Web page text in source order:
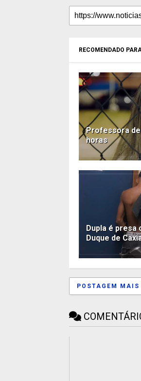
RECOMENDADO
Professora
horas
Dupla é
Duque de
POSTAGEM MAIS